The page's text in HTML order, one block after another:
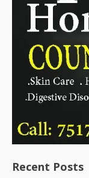
Recent Posts